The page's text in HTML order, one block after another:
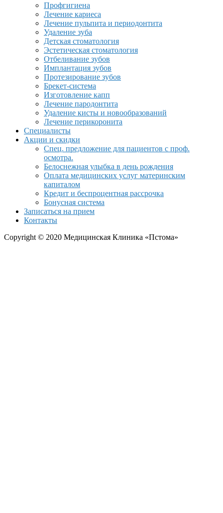
Профгигиена
Лечение кариеса
Лечение пульпита и периодонтита
Удаление зуба
Детская стоматология
Эстетическая стоматология
Отбеливание зубов
Имплантация зубов
Протезирование зубов
Брекет-система
Изготовление капп
Лечение пародонтита
Удаление кисты и новообразований
Лечение перикоронита
Специалисты
Акции и скидки
Спец. предложение для пациентов с проф.
осмотра.
Белоснежная улыбка в день рождения
Оплата медицинских услуг материнским
капиталом
Кредит и беспроцентная рассрочка
Бонусная система
Записаться на прием
Контакты
Copyright © 2020 Медицинская Клиника «Пстома»